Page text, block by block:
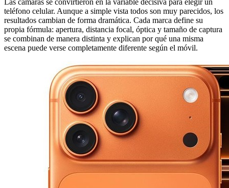
teléfono celular. Aunque a simple vista todos son muy parecidos, los
resultados cambian de forma dramática. Cada marca define su
propia fórmula: apertura, distancia focal, óptica y tamaño de captura
se combinan de manera distinta y explican por qué una misma
escena puede verse completamente diferente según el móvil.